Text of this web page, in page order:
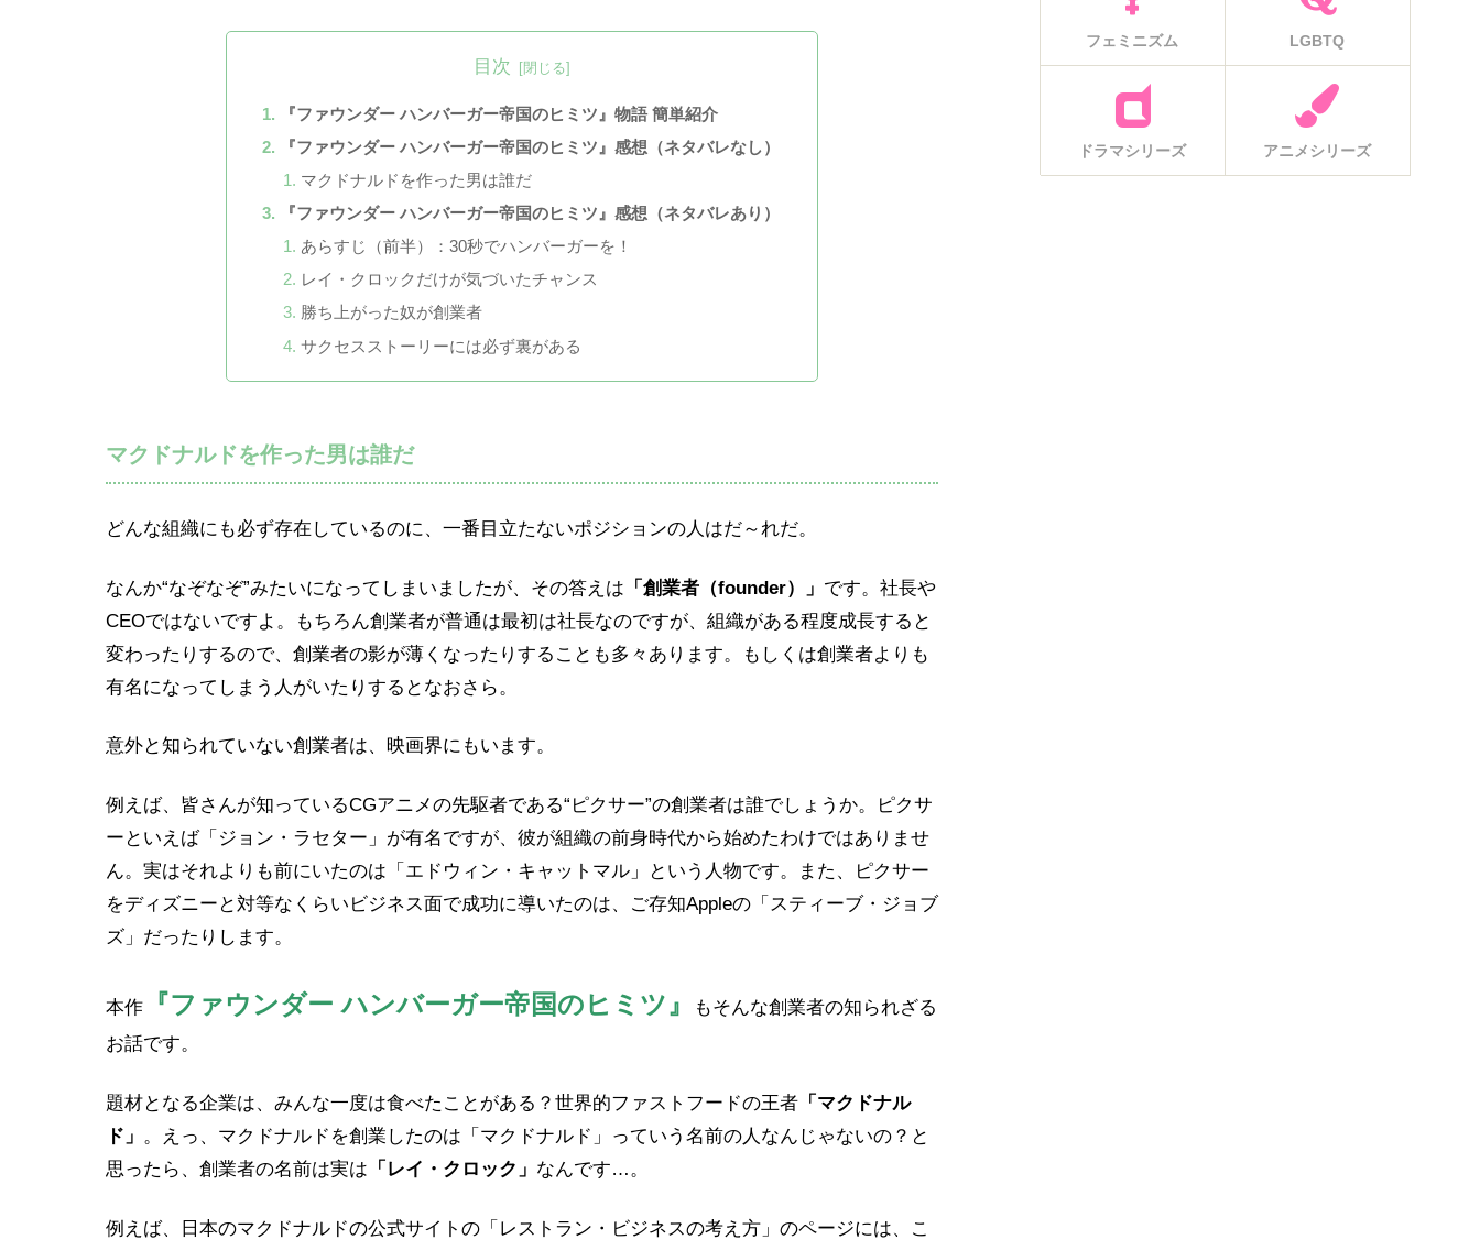
目次
『ファウンダー ハンバーガー帝国のヒミツ』物語 簡単紹介
『ファウンダー ハンバーガー帝国のヒミツ』感想（ネタバレなし）
マクドナルドを作った男は誰だ
『ファウンダー ハンバーガー帝国のヒミツ』感想（ネタバレあり）
あらすじ（前半）：30秒でハンバーガーを！
レイ・クロックだけが気づいたチャンス
勝ち上がった奴が創業者
サクセスストーリーには必ず裏がある
マクドナルドを作った男は誰だ
どんな組織にも必ず存在しているのに、一番目立たないポジションの人はだ～れだ。
なんか“なぞなぞ”みたいになってしまいましたが、その答えは 「創業者（founder）」 です。社長や
CEOではないですよ。もちろん創業者が普通は最初は社長なのですが、組織がある程度成長すると
変わったりするので、創業者の影が薄くなったりすることも多々あります。もしくは創業者よりも
有名になってしまう人がいたりするとなおさら。
意外と知られていない創業者は、映画界にもいます。
例えば、皆さんが知っているCGアニメの先駆者である“ピクサー”の創業者は誰でしょうか。ピクサ
ーといえば「ジョン・ラセター」が有名ですが、彼が組織の前身時代から始めたわけではありませ
ん。実はそれよりも前にいたのは「エドウィン・キャットマル」という人物です。また、ピクサー
をディズニーと対等なくらいビジネス面で成功に導いたのは、ご存知Appleの「スティーブ・ジョブ
ズ」だったりします。
本作 『ファウンダー ハンバーガー帝国のヒミツ』
もそんな創業者の知られざる
お話です。
題材となる企業は、みんな一度は食べたことがある？世界的ファストフードの王者 「マクドナル
ド」 。えっ、マクドナルドを創業したのは「マクドナルド」っていう名前の人なんじゃないの？と
思ったら、創業者の名前は実は 「レイ・クロック」 なんです…。
例えば、日本のマクドナルドの公式サイトの「レストラン・ビジネスの考え方」のページには、こ
フェミニズム LGBTQ
ドラマシリーズ アニメシリーズ